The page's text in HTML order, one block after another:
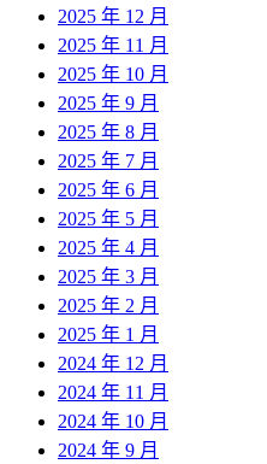
2025 年 12 月
2025 年 11 月
2025 年 10 月
2025 年 9 月
2025 年 8 月
2025 年 7 月
2025 年 6 月
2025 年 5 月
2025 年 4 月
2025 年 3 月
2025 年 2 月
2025 年 1 月
2024 年 12 月
2024 年 11 月
2024 年 10 月
2024 年 9 月